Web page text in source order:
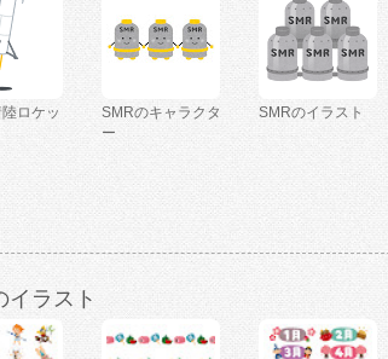
ロケッ
SMRのキャラクタ
ー
SMRのイラスト
イラスト